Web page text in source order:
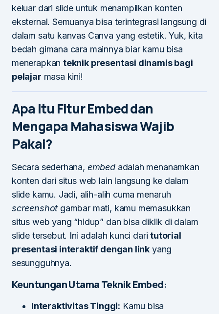
keluar dari slide untuk menampilkan konten
eksternal. Semuanya bisa terintegrasi langsung di
dalam satu kanvas Canva yang estetik. Yuk, kita
bedah gimana cara mainnya biar kamu bisa
menerapkanteknik presentasi dinamis bagi
pelajar masa kini!
Apa Itu Fitur Embed dan
Mengapa Mahasiswa Wajib
Pakai?
Secara sederhana, embedadalah menanamkan
konten dari situs web lain langsung ke dalam
slide kamu. Jadi, alih-alih cuma menaruh
screenshot gambar mati, kamu memasukkan
situs web yang “hidup” dan bisa diklik di dalam
slide tersebut. Ini adalah kunci daritutorial
presentasi interaktif dengan link yang
sesungguhnya.
Keuntungan Utama Teknik Embed:
Interaktivitas Tinggi: Kamu bisa